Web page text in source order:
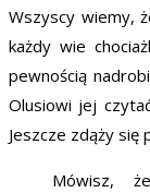
Wszyscy wiemy,
każdy wie
pewnością
Olusiowi jej
Jeszcze zdąży się
Mówisz,